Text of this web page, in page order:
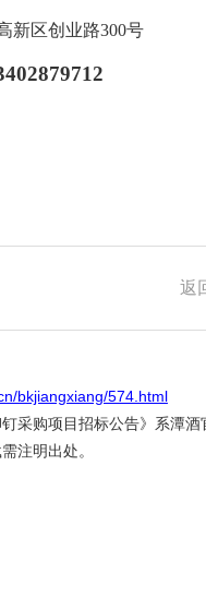
新区创业路300号
返
bkjiangxiang/574.html
采购项目招标公告》系潭酒
注明出处。